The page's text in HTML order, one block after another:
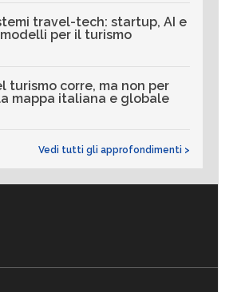
travel-tech: startup, AI e
per il turismo
turismo corre, ma non per
mappa italiana e globale
Vedi tutti gli approfondimenti >